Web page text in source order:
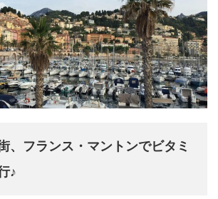
、フランス・マントンでビタミ
♪